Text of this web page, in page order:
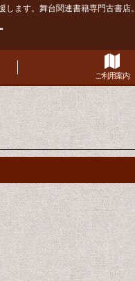
ます。舞台関連書籍専門古書店。
ご利用案内